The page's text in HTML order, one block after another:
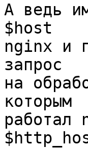
А ведь
$host
nginx и
запрос
на
которым
работал